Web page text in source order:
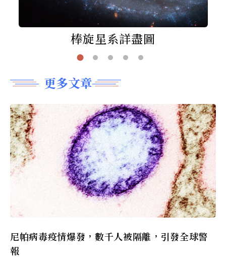
棒旋星系詳盡圖
更多文章
尼帕病毒疫情爆發，數千人被隔離，引發全球警
報